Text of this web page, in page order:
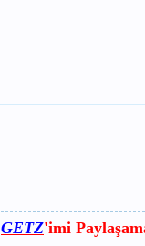
GETZ'imi